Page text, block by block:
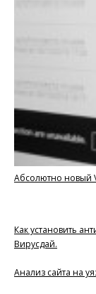
Абсолютно новый
Как установить
Вирусдай.
Анализ сайта на